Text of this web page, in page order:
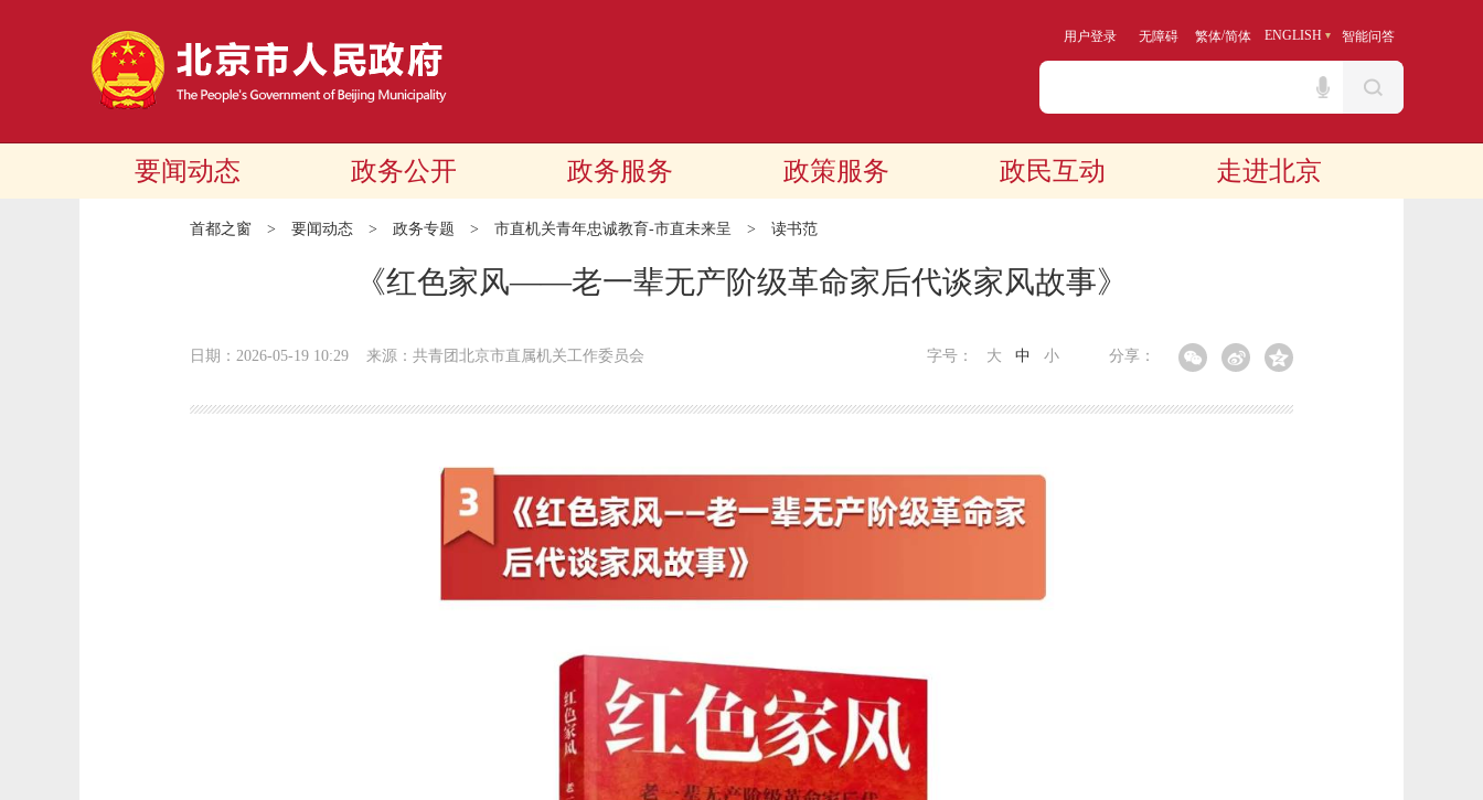
用户登录 无障碍 繁体/简体 ENGLISH 智能问答
要闻动态 政务公开 政务服务 政策服务 政民互动 走进北京
首都之窗 > 要闻动态 > 政务专题 > 市直机关青年忠诚教育-市直未来呈 > 读书范
《红色家风——老一辈无产阶级革命家后代谈家风故事》
日期：2026-05-19 10:29 来源：共青团北京市直属机关工作委员会 分享：
字号： 大 中 小